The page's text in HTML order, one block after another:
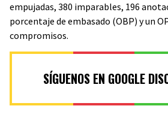
empujadas, 380 imparables, 196
porcentaje de embasado (OBP) y un
compromisos.
SÍGUENOS EN GOOGLE